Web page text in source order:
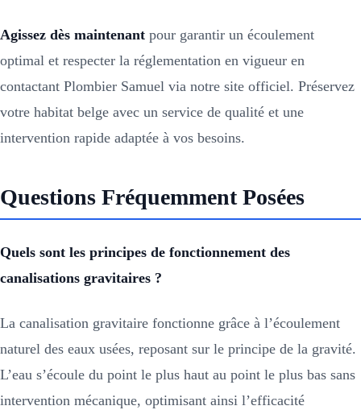
Agissez dès maintenant pour garantir un écoulement
optimal et respecter la réglementation en vigueur en
contactant Plombier Samuel via notre site officiel. Préservez
votre habitat belge avec un service de qualité et une
intervention rapide adaptée à vos besoins.
Questions Fréquemment Posées
Quels sont les principes de fonctionnement des
canalisations gravitaires ?
La canalisation gravitaire fonctionne grâce à l’écoulement
naturel des eaux usées, reposant sur le principe de la gravité.
L’eau s’écoule du point le plus haut au point le plus bas sans
intervention mécanique, optimisant ainsi l’efficacité